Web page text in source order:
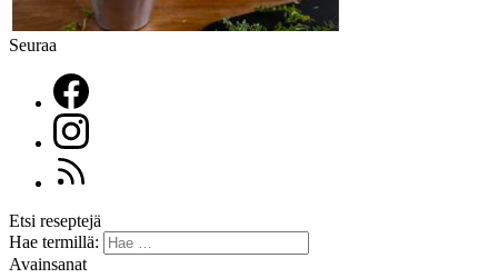
Seuraa
Etsi reseptejä
Hae termillä:
Avainsanat